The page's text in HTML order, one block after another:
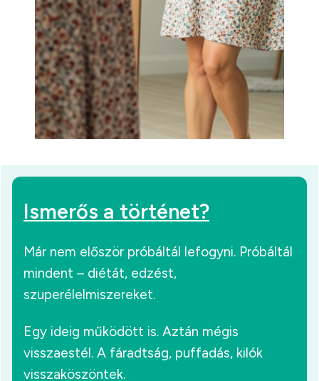
Ismerős a történet?
Már nem először próbáltál lefogyni. Próbáltál
mindent – diétát, edzést,
szuperélelmiszereket.
Egy ideig működött is. Aztán mégis
visszaestél. A fáradtság, puffadás, kilók
visszaköszöntek.